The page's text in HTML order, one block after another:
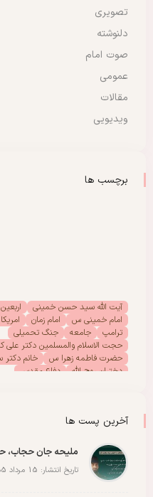
تصویری
دلنوشته
صوت امام
عمومی
مقالات
ویدیویی
برچسب ها
آیت الله سید حسن خمینی اربعین
امام خمینی س
امام زمان امریکا
ترامپ
جامعه
جنگ تحمیلی
حجت الاسلام والمسلمین دکتر علی
حضرت فاطمه زهرا س
خانم دکتر
دختران روح الله
دفاع مقدس
مادران شهدا
مجمع دختران روح اللهآخرین پست ها
ملیحه جان حجاب،
تاریخ انتشار: 15 مرداد 1405